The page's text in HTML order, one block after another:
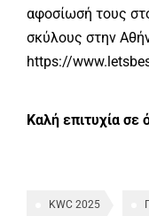
αφοσίωσή τους
σκύλους στην
https://
Καλή επιτυχία σε
KWC 2025